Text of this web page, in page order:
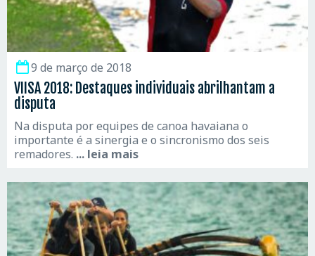
9 de março de 2018
VIISA 2018: Destaques individuais abrilhantam a
disputa
Na disputa por equipes de canoa havaiana o
importante é a sinergia e o sincronismo dos seis
remadores. ... leia mais